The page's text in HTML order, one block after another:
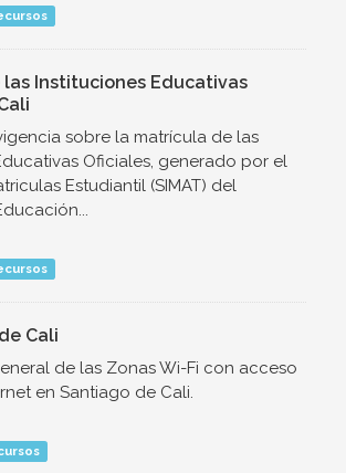
Instituciones Educativas
sobre la matrícula de las
Oficiales, generado por el
Estudiantil (SIMAT) del
Cali
de las Zonas Wi-Fi con acceso
en Santiago de Cali.